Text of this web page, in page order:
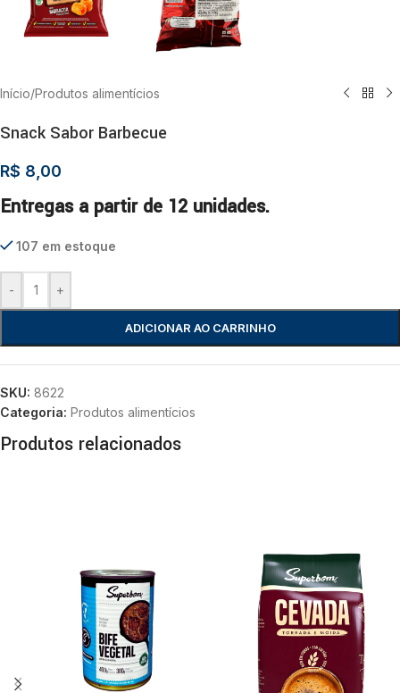
Início/Produtos alimentícios
Snack Sabor Barbecue
R$ 8,00
Entregas a partir de 12 unidades.
107 em estoque
- +
ADICIONAR AO CARRINHO
SKU: 8622
Categoria: Produtos alimentícios
Produtos relacionados